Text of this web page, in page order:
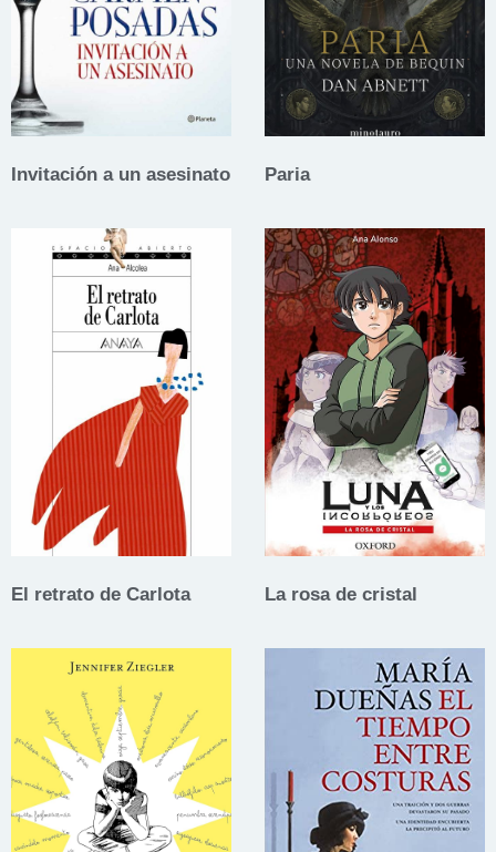
Invitación a un asesinato Paria
El retrato de Carlota La rosa de cristal